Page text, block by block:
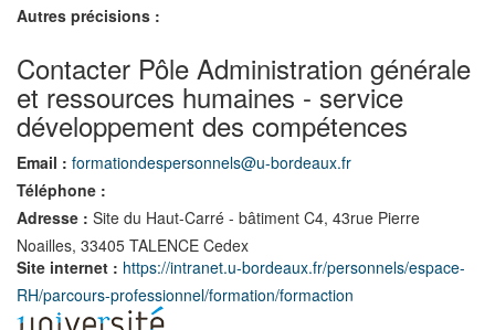
Autres précisions :
Contacter Pôle Administration générale
et ressources humaines - service
développement des compétences
Email : formationdespersonnels@u-bordeaux.fr
Téléphone :
Adresse : Site du Haut-Carré - bâtiment C4, 43rue Pierre
Noailles, 33405 TALENCE Cedex
Site internet : https://intranet.u-bordeaux.fr/personnels/espace-
RH/parcours-professionnel/formation/formaction